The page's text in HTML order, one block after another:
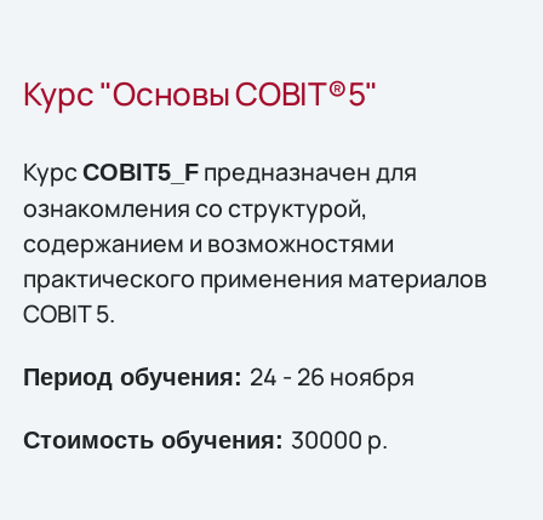
Курс "Основы COBIT®5"
КурсCOBIT5_Fпредназначен для
ознакомления со структурой,
содержанием и возможностями
практического применения материалов
COBIT 5.
Период обучения: 24 - 26 ноября
Стоимость обучения: 30000 р.